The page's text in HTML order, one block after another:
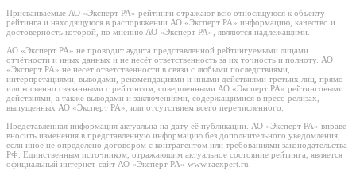
Присваиваемые АО «Эксперт РА» рейтинги отражают всю относящуюся к объекту
рейтинга и находящуюся в распоряжении АО «Эксперт РА» информацию, качество и
достоверность которой, по мнению АО «Эксперт РА», являются надлежащими.
АО «Эксперт РА» не проводит аудита представленной рейтингуемыми лицами
отчётности и иных данных и не несёт ответственность за их точность и полноту. АО
«Эксперт РА» не несет ответственности в связи с любыми последствиями,
интерпретациями, выводами, рекомендациями и иными действиями третьих лиц, прямо
или косвенно связанными с рейтингом, совершенными АО «Эксперт РА» рейтинговыми
действиями, а также выводами и заключениями, содержащимися в пресс-релизах,
выпущенных АО «Эксперт РА», или отсутствием всего перечисленного.
Представленная информация актуальна на дату её публикации. АО «Эксперт РА» вправе
вносить изменения в представленную информацию без дополнительного уведомления,
если иное не определено договором с контрагентом или требованиями законодательства
РФ. Единственным источником, отражающим актуальное состояние рейтинга, является
официальный интернет-сайт АО «Эксперт РА» www.raexpert.ru.